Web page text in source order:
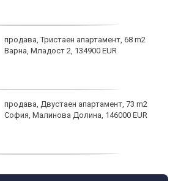
продава, Тристаен апартамент, 68 m2
Варна, Младост 2, 134900 EUR
продава, Двустаен апартамент, 73 m2
София, Малинова Долина, 146000 EUR